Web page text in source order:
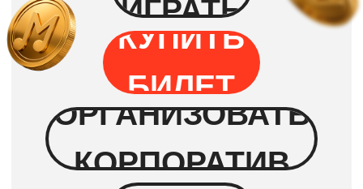
Угадывать ничего не нужно!
Исполнители и названия песен
на экране